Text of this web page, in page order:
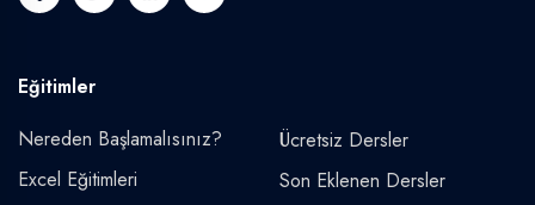
Eğitimler
Nereden Başlamalısınız?
Excel Eğitimleri
Ücretsiz Dersler
Son Eklenen Dersler